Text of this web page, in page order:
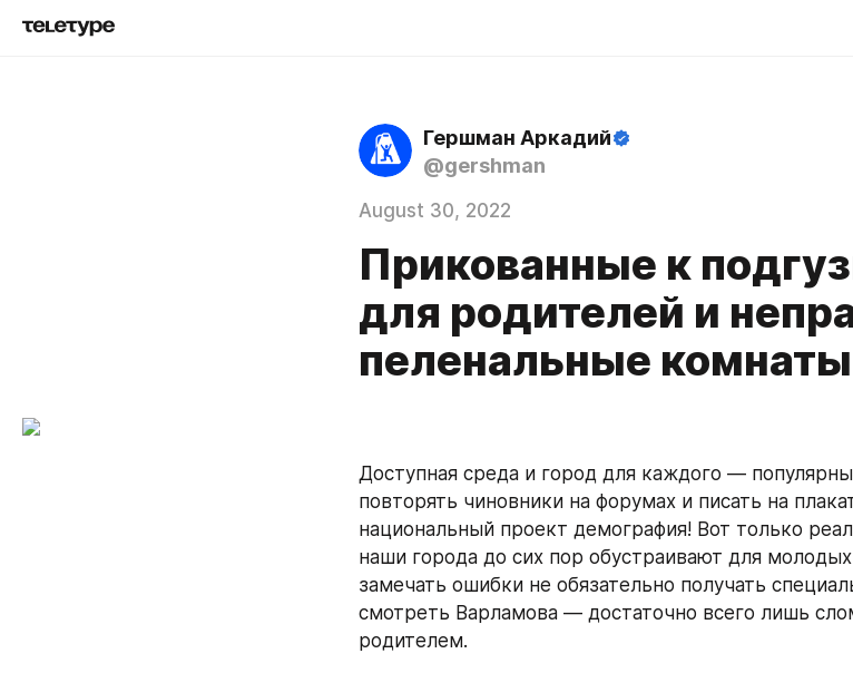
Гершман Аркадий
@gershman
August 30, 2022
Прикованные к
для родителей и
пеленальные комнаты
Доступная среда и город для каждого —
повторять чиновники на форумах и писать на
национальный проект демография! Вот только
наши города до сих пор обустраивают для
замечать ошибки не обязательно получать
смотреть Варламова — достаточно всего лишь
родителем.